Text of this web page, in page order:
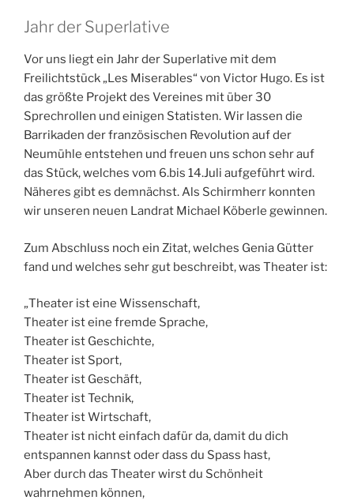
Jahr der Superlative
Vor uns liegt ein Jahr der Superlative mit dem
Freilichtstück „Les Miserables“ von Victor Hugo. Es ist
das größte Projekt des Vereines mit über 30
Sprechrollen und einigen Statisten. Wir lassen die
Barrikaden der französischen Revolution auf der
Neumühle entstehen und freuen uns schon sehr auf
das Stück, welches vom 6.bis 14.Juli aufgeführt wird.
Näheres gibt es demnächst. Als Schirmherr konnten
wir unseren neuen Landrat Michael Köberle gewinnen.
Zum Abschluss noch ein Zitat, welches Genia Gütter
fand und welches sehr gut beschreibt, was Theater ist:
„Theater ist eine Wissenschaft,
Theater ist eine fremde Sprache,
Theater ist Geschichte,
Theater ist Sport,
Theater ist Geschäft,
Theater ist Technik,
Theater ist Wirtschaft,
Theater ist nicht einfach dafür da, damit du dich
entspannen kannst oder dass du Spass hast,
Aber durch das Theater wirst du Schönheit
wahrnehmen können,